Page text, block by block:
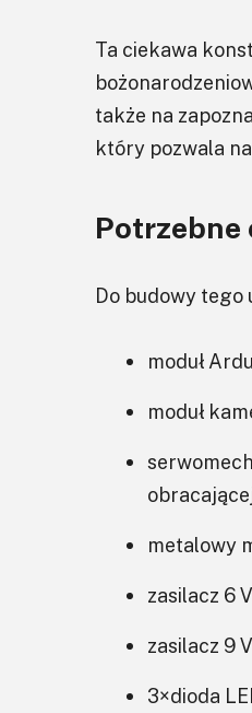
Ta ciekawa
także na
który pozwala
Potrzebne
Do budowy tego
moduł
moduł
metalowy
zasilacz 6
zasilacz 9
3×dioda